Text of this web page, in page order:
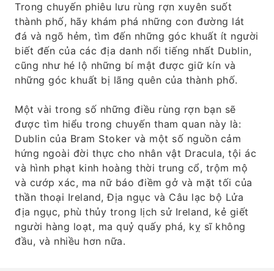
Trong chuyến phiêu lưu rùng rợn xuyên suốt
thành phố, hãy khám phá những con đường lát
đá và ngõ hẻm, tìm đến những góc khuất ít người
biết đến của các địa danh nổi tiếng nhất Dublin,
cũng như hé lộ những bí mật được giữ kín và
những góc khuất bị lãng quên của thành phố.
Một vài trong số những điều rùng rợn bạn sẽ
được tìm hiểu trong chuyến tham quan này là:
Dublin của Bram Stoker và một số nguồn cảm
hứng ngoài đời thực cho nhân vật Dracula, tội ác
và hình phạt kinh hoàng thời trung cổ, trộm mộ
và cướp xác, ma nữ báo điềm gở và mặt tối của
thần thoại Ireland, Địa ngục và Câu lạc bộ Lửa
địa ngục, phù thủy trong lịch sử Ireland, kẻ giết
người hàng loạt, ma quỷ quấy phá, kỵ sĩ không
đầu, và nhiều hơn nữa.